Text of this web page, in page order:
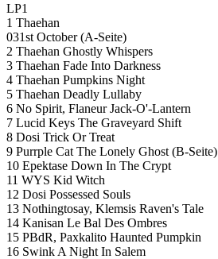
LP1
1 Thaehan
031st October (A-Seite)
2 Thaehan Ghostly Whispers
3 Thaehan Fade Into Darkness
4 Thaehan Pumpkins Night
5 Thaehan Deadly Lullaby
6 No Spirit, Flaneur Jack-O'-Lantern
7 Lucid Keys The Graveyard Shift
8 Dosi Trick Or Treat
9 Purrple Cat The Lonely Ghost (B-Seite)
10 Epektase Down In The Crypt
11 WYS Kid Witch
12 Dosi Possessed Souls
13 Nothingtosay, Klemsis Raven's Tale
14 Kanisan Le Bal Des Ombres
15 PBdR, Paxkalito Haunted Pumpkin
16 Swink A Night In Salem